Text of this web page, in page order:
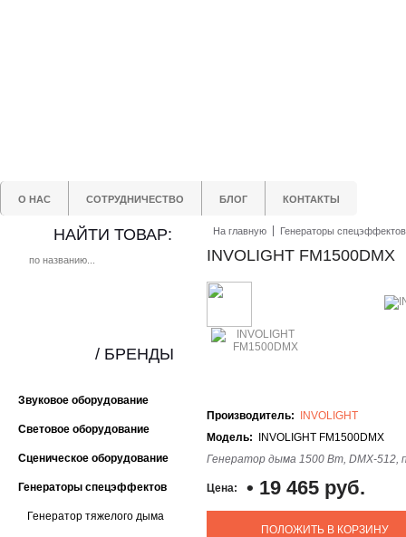
О НАС СОТРУДНИЧЕСТВО БЛОГ КОНТАКТЫ
НАЙТИ ТОВАР:
Звуковое оборудование
Световое оборудование
Сценическое оборудование
Генераторы спецэффектов
Генератор тяжелого дыма
/ БРЕНДЫ
На главную Генераторы спецэффектов
INVOLIGHT FM1500DMX
Производитель:
INVOLIGHT
Модель: INVOLIGHT FM1500DMX
Генератор дыма 1500 Вт, DMX-512,
Цена: • 19 465 руб.
ПОЛОЖИТЬ В КОРЗИНУ